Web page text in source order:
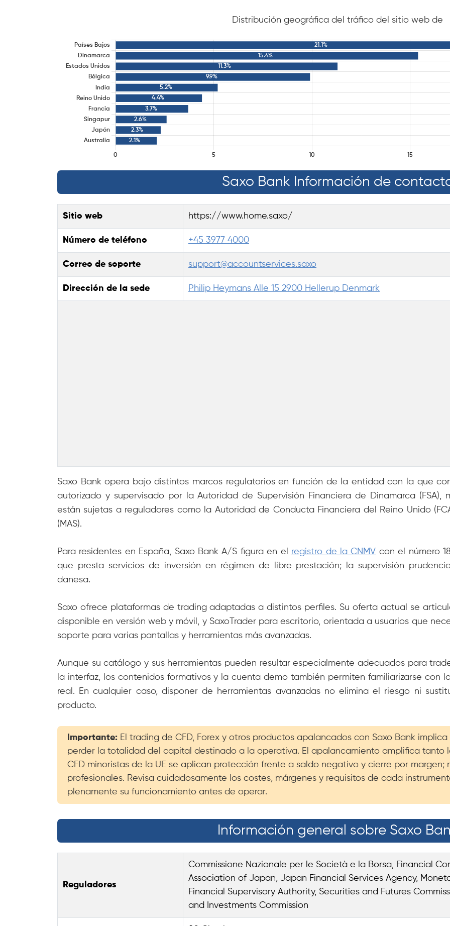
Distribución geográfica del tráfico del sitio web de
Saxo Bank Información de
Sitio web https://www.home.saxo/
Número de teléfono +45 3977 4000
Correo de soporte support@accountservices.saxo
Dirección de la sede Philip Heymans Alle 15 2900 Hellerup Denmark
Saxo Bank opera bajo distintos marcos regulatorios en función de la entidad con la que
autorizado y supervisado por la Autoridad de Supervisión Financiera de Dinamarca
están sujetas a reguladores como la Autoridad de Conducta Financiera del Reino Unido
(MAS).
Para residentes en España, Saxo Bank A/S figura en el registro de la CNMV con el número
que presta servicios de inversión en régimen de libre prestación; la supervisión
danesa.
Saxo ofrece plataformas de trading adaptadas a distintos perfiles. Su oferta actual se
disponible en versión web y móvil, y SaxoTrader para escritorio, orientada a usuarios que
soporte para varias pantallas y herramientas más avanzadas.
Aunque su catálogo y sus herramientas pueden resultar especialmente adecuados para
la interfaz, los contenidos formativos y la cuenta demo también permiten familiarizarse con
real. En cualquier caso, disponer de herramientas avanzadas no elimina el riesgo ni
producto.
Importante: El trading de CFD, Forex y otros productos apalancados con Saxo Bank
perder la totalidad del capital destinado a la operativa. El apalancamiento amplifica tanto
CFD minoristas de la UE se aplican protección frente a saldo negativo y cierre por margen;
profesionales. Revisa cuidadosamente los costes, márgenes y requisitos de cada
plenamente su funcionamiento antes de operar.
Información general sobre Saxo
Reguladores
Commissione Nazionale per le Società e la Borsa, Financial
Association of Japan, Japan Financial Services Agency,
Financial Supervisory Authority, Securities and Futures
and Investments Commission